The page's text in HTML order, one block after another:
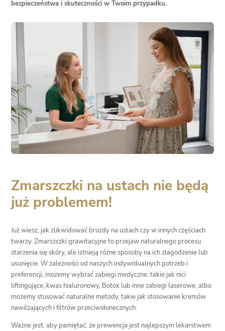
bezpieczeństwa i skuteczności w Twoim przypadku.
Zmarszczki na ustach nie będą
już problemem!
Już wiesz, jak zlikwidować bruzdy na ustach czy w innych częściach
twarzy. Zmarszczki grawitacyjne to przejaw naturalnego procesu
starzenia się skóry, ale istnieją różne sposoby na ich złagodzenie lub
usunięcie. W zależności od naszych indywidualnych potrzeb i
preferencji, możemy wybrać zabiegi medyczne, takie jak nici
liftingujące, kwas hialuronowy, Botox lub inne zabiegi laserowe, albo
możemy stosować naturalne metody, takie jak stosowanie kremów
nawilżających i filtrów przeciwsłonecznych.
Ważne jest, aby pamiętać, że prewencja jest najlepszym lekarstwem